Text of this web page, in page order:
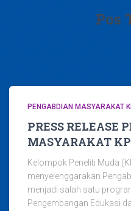
Pos
PENGABDIAN MASYARAKAT
PRESS RELEASE
MASYARAKAT
Kelompok Peneliti Muda
menyelenggarakan
menjadi salah satu
Pengembangan Edukasi